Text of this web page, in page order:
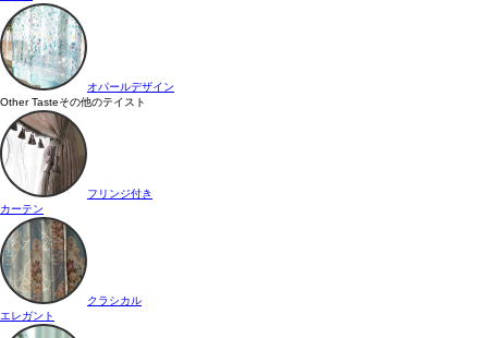
オパールデザイン
Other Tasteその他のテイスト
フリンジ付き
カーテン
クラシカル
エレガント